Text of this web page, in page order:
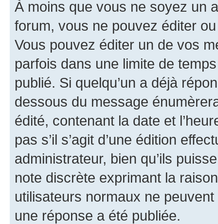
À moins que vous ne soyez un
forum, vous ne pouvez éditer
Vous pouvez éditer un de vos
parfois dans une limite de
publié. Si quelqu’un a déjà
dessous du message
édité, contenant la date et
pas s’il s’agit d’une édition
administrateur, bien qu’ils
note discrète exprimant la
utilisateurs normaux ne
une réponse a été publiée.